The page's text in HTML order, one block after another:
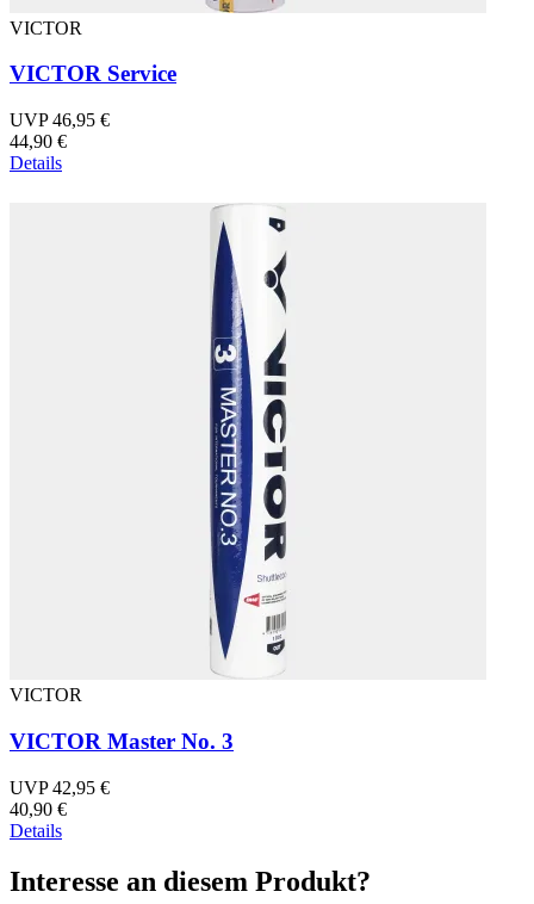
VICTOR
VICTOR Service
UVP 46,95 €
44,90 €
Details
VICTOR
VICTOR Master No. 3
UVP 42,95 €
40,90 €
Details
Interesse an diesem Produkt?